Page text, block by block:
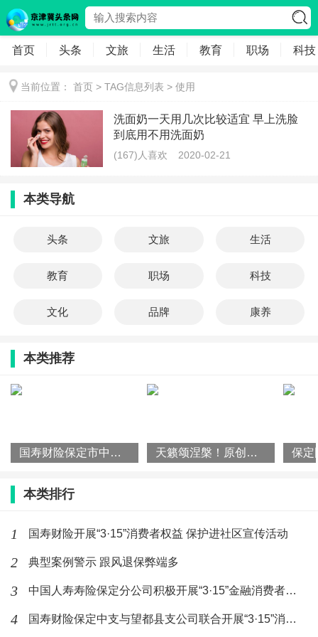
首页 头条 文旅 生活 教育 职场 科技
当前位置： 首页 > TAG信息列表 > 使用
洗面奶一天用几次比较适宜 早上洗脸
到底用不用洗面奶
(167)人喜欢 2020-02-21
本类导航
头条 文旅 生活
教育 职场 科技
文化 品牌 康养
本类推荐
国寿财险保定市中心支公司举办“合规公开课“，筑牢风控防线 天籁颂涅槃！原创金曲《我为家乡唱首歌》礼赞唐山五十载蝶变新生
本类排行
1 国寿财险开展“3·15”消费者权益 保护进社区宣传活动
2 典型案例警示 跟风退保弊端多
3 中国人寿寿险保定分公司积极开展“3·15”金融消费者权益保护
4 国寿财险保定中支与望都县支公司联合开展“3·15”消费者权益